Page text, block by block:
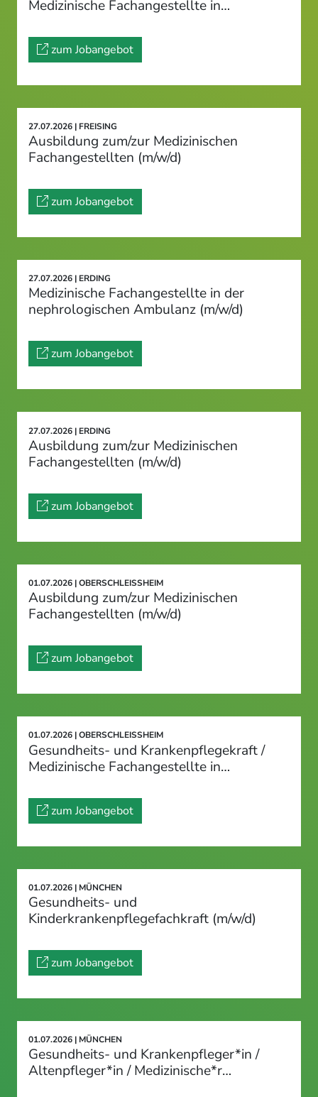
Medizinische Fachangestellte in…
zum Jobangebot
27.07.2026 | FREISING
Ausbildung zum/zur Medizinischen
Fachangestellten (m/w/d)
zum Jobangebot
27.07.2026 | ERDING
Medizinische Fachangestellte in der
nephrologischen Ambulanz (m/w/d)
zum Jobangebot
27.07.2026 | ERDING
Ausbildung zum/zur Medizinischen
Fachangestellten (m/w/d)
zum Jobangebot
01.07.2026 | OBERSCHLEISSHEIM
Ausbildung zum/zur Medizinischen
Fachangestellten (m/w/d)
zum Jobangebot
01.07.2026 | OBERSCHLEISSHEIM
Gesundheits- und Krankenpflegekraft /
Medizinische Fachangestellte in…
zum Jobangebot
01.07.2026 | MÜNCHEN
Gesundheits- und
Kinderkrankenpflegefachkraft (m/w/d)
zum Jobangebot
01.07.2026 | MÜNCHEN
Gesundheits- und Krankenpfleger*in /
Altenpfleger*in / Medizinische*r…